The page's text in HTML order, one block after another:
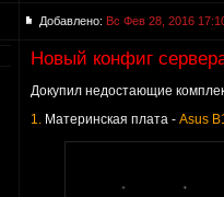
Добавлено: Вс Фев 28, 2016
Новый конфиг
Докупил недостающие
1. Материнская плата - Asus